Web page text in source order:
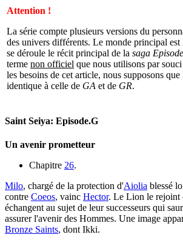
Attention !
La série compte plusieurs versions du
des univers différents. Le monde principal est
se déroule le récit principal de la saga
terme non officiel que nous utilisons par
les besoins de cet article, nous supposons que
identique à celle de GA et de GR.
Saint Seiya: Episode.G
Un avenir prometteur
Chapitre 26.
Milo, chargé de la protection d'Aiolia blessé
contre Coeos, vainc Hector. Le Lion le rejoint
échangent au sujet de leur successeurs qui
assurer l'avenir des Hommes. Une image
Bronze Saints, dont Ikki.